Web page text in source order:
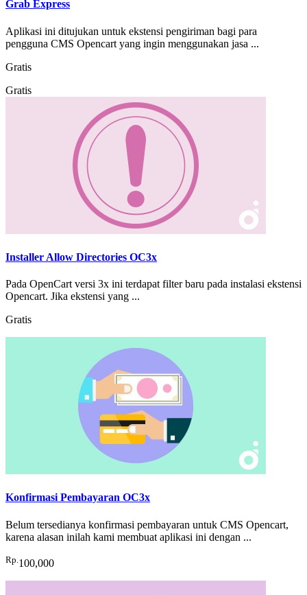
Grab Express
Aplikasi ini ditujukan untuk ekstensi pengiriman bagi para
pengguna CMS Opencart yang ingin menggunakan jasa ...
Gratis
Gratis
Installer Allow Directories OC3x
Pada OpenCart versi 3x ini terdapat filter baru pada instalasi ekstensi
Opencart. Jika ekstensi yang ...
Gratis
Konfirmasi Pembayaran OC3x
Belum tersedianya konfirmasi pembayaran untuk CMS Opencart,
karena alasan inilah kami membuat aplikasi ini dengan ...
Rp. 100,000